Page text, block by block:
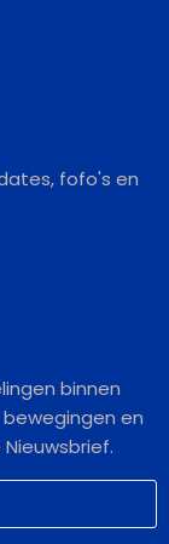
fofo's en
binnen
en